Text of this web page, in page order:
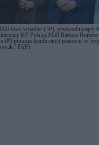
Ewa Schadler (3P), przewodniczący
KP Polska 2050 Bartosz
(P) podczas konferencji prasowej w
/ PAP)